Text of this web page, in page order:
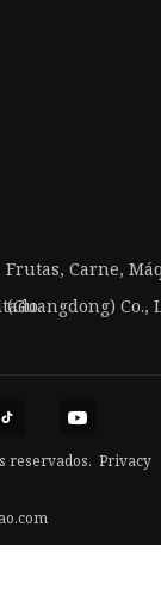
Frutas, Carne,
Co.,
reservados. Privacy